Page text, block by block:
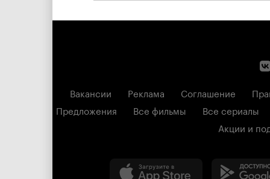
Вакансии Реклама Соглашение
Предложения
Все фильмы
Все сериалы
Акции и